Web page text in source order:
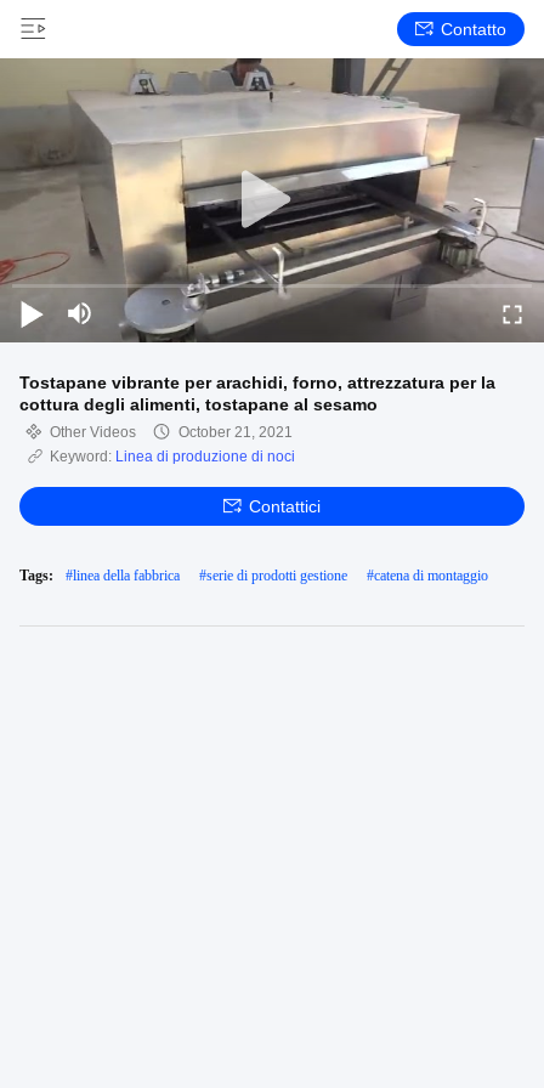
Contatto
Tostapane vibrante per arachidi, forno, attrezzatura per la
cottura degli alimenti, tostapane al sesamo
Other Videos
October 21, 2021
Keyword: Linea di produzione di noci
Contattici
Tags: #linea della fabbrica #serie di prodotti gestione #catena di montaggio